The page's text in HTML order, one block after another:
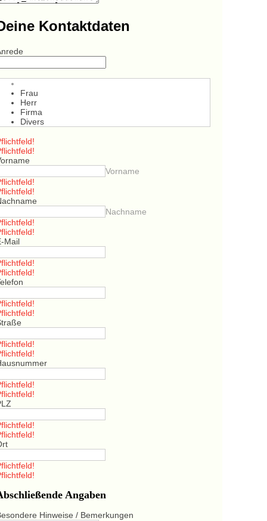
Kontaktdaten
Frau
Herr
Firma
Divers
Vorname
Nachname
Mail
Angaben
Hinweise / Bemerkungen